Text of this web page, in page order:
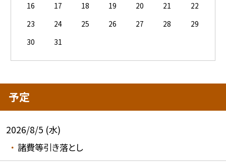
16
17 18 19 20 21
22
23
24 25 26 27 28
29
30
31
予定
2026/8/5 (水)
諸費等引き落とし